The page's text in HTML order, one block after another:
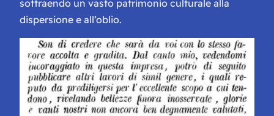
sottraendo un vasto patrimonio culturale alla
dispersione e all’oblio.